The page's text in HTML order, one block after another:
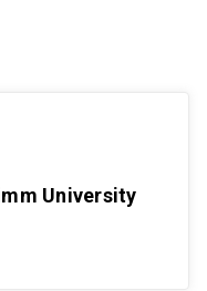
University